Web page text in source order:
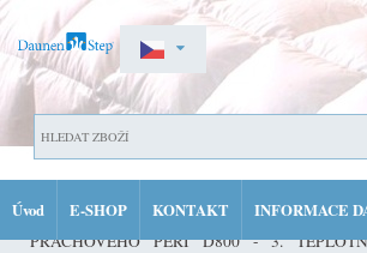
PŘIHLÁSIT SE
Úvod E-SHOP KONTAKT INFORMACE
DOMŮ DĚTSKÉ PEŘINY A
DĚTSKÁ PEŘINA ZE 100%
PRACHOVÉHO PEŘÍ D800 - 3.